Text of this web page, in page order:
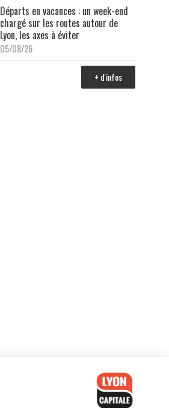
Départs en vacances : un week-end
chargé sur les routes autour de
Lyon, les axes à éviter
05/08/26
+ d'infos